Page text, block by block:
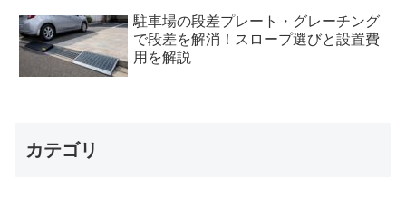
駐車場の段差プレート・グレーチング
で段差を解消！スロープ選びと設置費
用を解説
カテゴリ